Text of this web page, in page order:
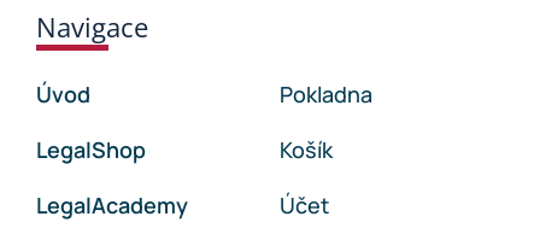
Navigace
Úvod
LegalShop
LegalAcademy
Pokladna
Košík
Účet